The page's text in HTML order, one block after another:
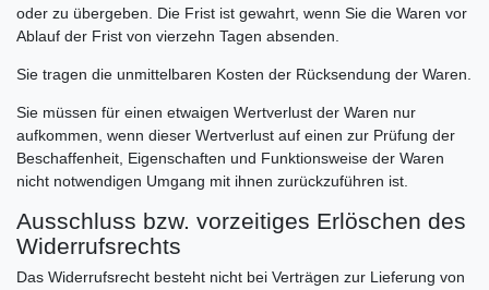
oder zu übergeben. Die Frist ist gewahrt, wenn Sie die Waren vor
Ablauf der Frist von vierzehn Tagen absenden.
Sie tragen die unmittelbaren Kosten der Rücksendung der Waren.
Sie müssen für einen etwaigen Wertverlust der Waren nur
aufkommen, wenn dieser Wertverlust auf einen zur Prüfung der
Beschaffenheit, Eigenschaften und Funktionsweise der Waren
nicht notwendigen Umgang mit ihnen zurückzuführen ist.
Ausschluss bzw. vorzeitiges Erlöschen des
Widerrufsrechts
Das Widerrufsrecht besteht nicht bei Verträgen zur Lieferung von